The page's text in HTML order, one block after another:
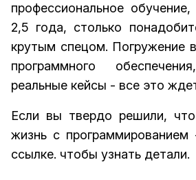
профессиональное
2,5 года, столько
крутым спецом. Погружение
программного
реальные кейсы - все это
Если вы твердо решили, что
жизнь с программированием
ссылке. чтобы узнать детали.